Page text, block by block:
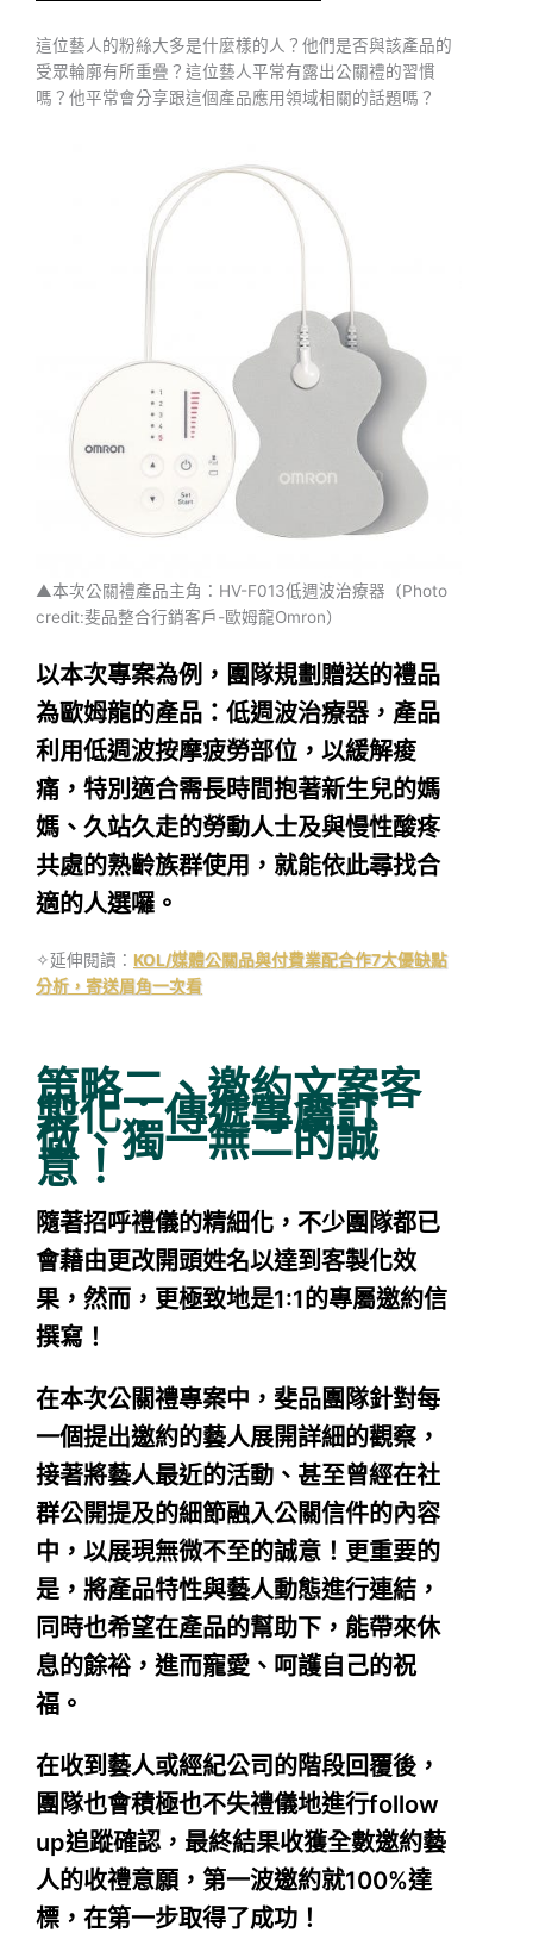
這位藝人的粉絲大多是什麼樣的人？他們是否與該產品的
受眾輪廓有所重疊？這位藝人平常有露出公關禮的習慣
嗎？他平常會分享跟這個產品應用領域相關的話題嗎？
▲本次公關禮產品主角：HV-F013低週波治療器（Photo
credit:斐品整合行銷客戶-歐姆龍Omron）
以本次專案為例，團隊規劃贈送的禮品
為歐姆龍的產品：低週波治療器，產品
利用低週波按摩疲勞部位，以緩解痠
痛，特別適合需長時間抱著新生兒的媽
媽、久站久走的勞動人士及與慢性酸疼
共處的熟齡族群使用，就能依此尋找合
適的人選囉。
✧延伸閱讀： KOL/媒體公關品與付費業配合作7大優缺點
分析，寄送眉角一次看
策略二、邀約文案客
製化：傳遞專屬訂
做、獨一無二的誠
意！
隨著招呼禮儀的精細化，不少團隊都已
會藉由更改開頭姓名以達到客製化效
果，然而，更極致地是1:1的專屬邀約信
撰寫！
在本次公關禮專案中，斐品團隊針對每
一個提出邀約的藝人展開詳細的觀察，
接著將藝人最近的活動、甚至曾經在社
群公開提及的細節融入公關信件的內容
中，以展現無微不至的誠意！更重要的
是，將產品特性與藝人動態進行連結，
同時也希望在產品的幫助下，能帶來休
息的餘裕，進而寵愛、呵護自己的祝
福。
在收到藝人或經紀公司的階段回覆後，
團隊也會積極也不失禮儀地進行follow
up追蹤確認，最終結果收獲全數邀約藝
人的收禮意願，第一波邀約就100%達
標，在第一步取得了成功！